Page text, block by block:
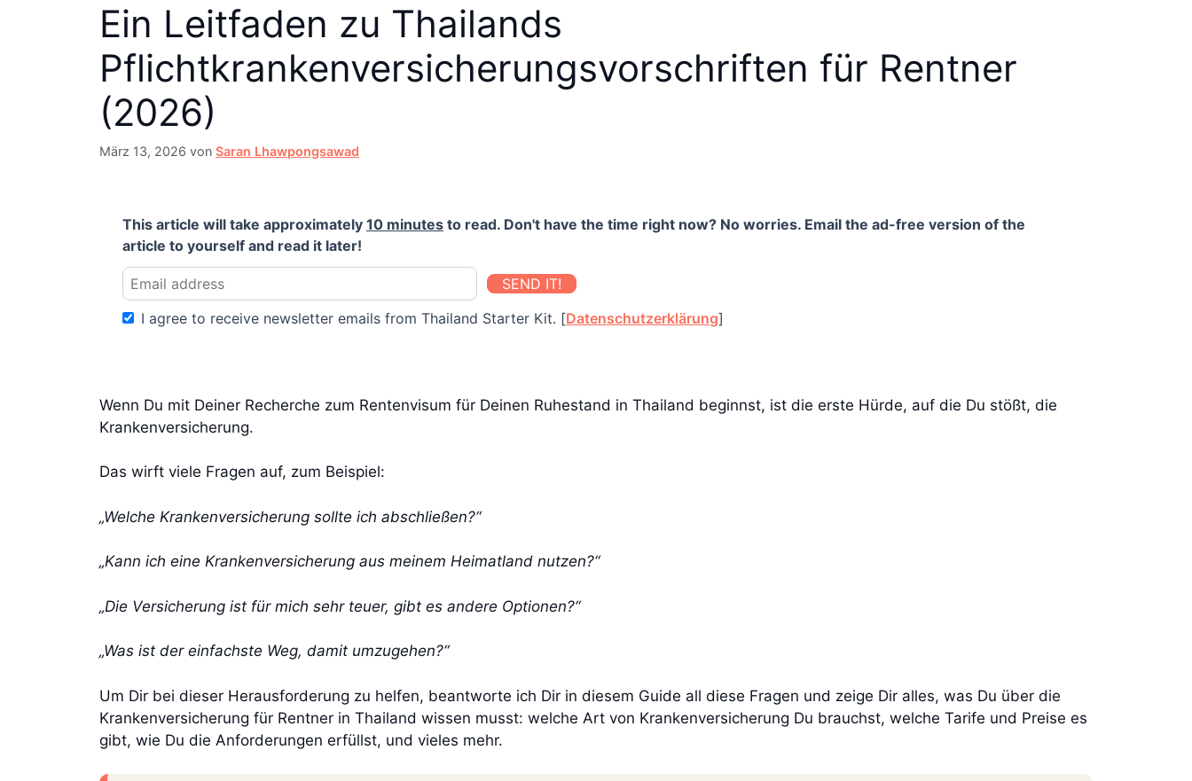
Ein Leitfaden zu Thailands
Pflichtkrankenversicherungsvorschriften für Rentner
(2026)
März 13, 2026 von Saran Lhawpongsawad
This article will take approximately 10 minutes to read. Don't have the time right now? No worries. Email the ad-free version of the
article to yourself and read it later!
SEND IT!
I agree to receive newsletter emails from Thailand Starter Kit. [Datenschutzerklärung]
Wenn Du mit Deiner Recherche zum Rentenvisum für Deinen Ruhestand in Thailand beginnst, ist die erste Hürde, auf die Du stößt, die
Krankenversicherung.
Das wirft viele Fragen auf, zum Beispiel:
„Welche Krankenversicherung sollte ich abschließen?“
„Kann ich eine Krankenversicherung aus meinem Heimatland nutzen?“
„Die Versicherung ist für mich sehr teuer, gibt es andere Optionen?“
„Was ist der einfachste Weg, damit umzugehen?“
Um Dir bei dieser Herausforderung zu helfen, beantworte ich Dir in diesem Guide all diese Fragen und zeige Dir alles, was Du über die
Krankenversicherung für Rentner in Thailand wissen musst: welche Art von Krankenversicherung Du brauchst, welche Tarife und Preise es
gibt, wie Du die Anforderungen erfüllst, und vieles mehr.